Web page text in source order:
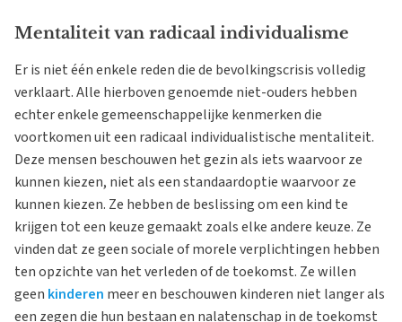
Mentaliteit van radicaal individualisme
Er is niet één enkele reden die de bevolkingscrisis volledig
verklaart. Alle hierboven genoemde niet-ouders hebben
echter enkele gemeenschappelijke kenmerken die
voortkomen uit een radicaal individualistische mentaliteit.
Deze mensen beschouwen het gezin als iets waarvoor ze
kunnen kiezen, niet als een standaardoptie waarvoor ze
kunnen kiezen. Ze hebben de beslissing om een kind te
krijgen tot een keuze gemaakt zoals elke andere keuze. Ze
vinden dat ze geen sociale of morele verplichtingen hebben
ten opzichte van het verleden of de toekomst. Ze willen
geen kinderen meer en beschouwen kinderen niet langer als
een zegen die hun bestaan en nalatenschap in de toekomst